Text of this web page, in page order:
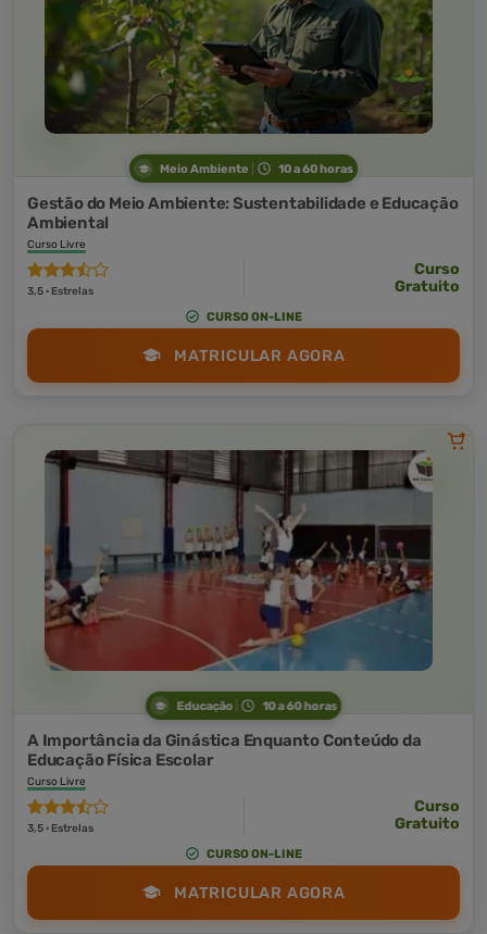
Meio Ambiente 10 a 60 horas
Gestão do Meio Ambiente: Sustentabilidade e Educação
Ambiental
Curso Livre
3,5 · Estrelas
Curso
Gratuito
CURSO ON-LINE
MATRICULAR AGORA
Educação 10 a 60 horas
A Importância da Ginástica Enquanto Conteúdo da
Educação Física Escolar
Curso Livre
3,5 · Estrelas
Curso
Gratuito
CURSO ON-LINE
MATRICULAR AGORA